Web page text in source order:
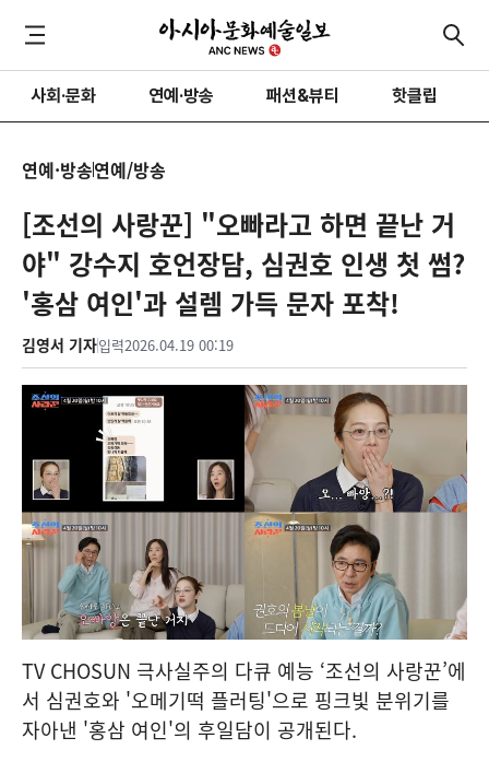
사회·문화 연예·방송 패션&뷰티 핫클립
연예·방송연예/방송
[조선의 사랑꾼] "오빠라고 하면 끝난 거
야" 강수지 호언장담, 심권호 인생 첫 썸?
'홍삼 여인'과 설렘 가득 문자 포착!
김영서 기자입력2026.04.19 00:19
TV CHOSUN 극사실주의 다큐 예능 ‘조선의 사랑꾼’에
서 심권호와 '오메기떡 플러팅'으로 핑크빛 분위기를
자아낸 '홍삼 여인'의 후일담이 공개된다.